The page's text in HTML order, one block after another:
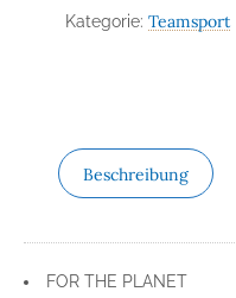
Kategorie: Teamsport
Beschreibung
FOR THE PLANET